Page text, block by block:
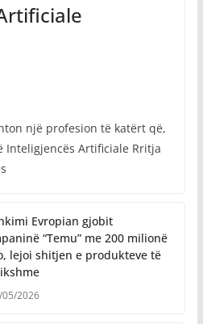
një profesion të katërt që,
Inteligjencës Artificiale Rritja
Evropian gjobit
“Temu” me 200 milionë
lejoi shitjen e produkteve të
2026